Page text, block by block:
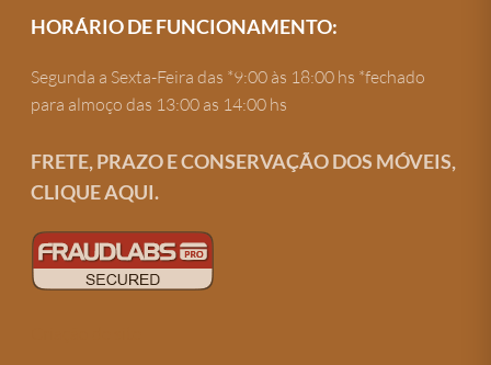
HORÁRIO DE FUNCIONAMENTO:
Segunda a Sexta-Feira das *9:00 às 18:00 hs *fechado
para almoço das 13:00 as 14:00 hs
FRETE, PRAZO E CONSERVAÇÃO DOS MÓVEIS,
CLIQUE AQUI.